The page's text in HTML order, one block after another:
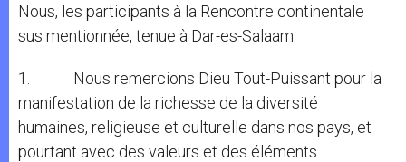
Nous, les participants à la Rencontre continentale
sus mentionnée, tenue à Dar-es-Salaam:
1. Nous remercions Dieu Tout-Puissant pour la
manifestation de la richesse de la diversité
humaines, religieuse et culturelle dans nos pays, et
pourtant avec des valeurs et des éléments